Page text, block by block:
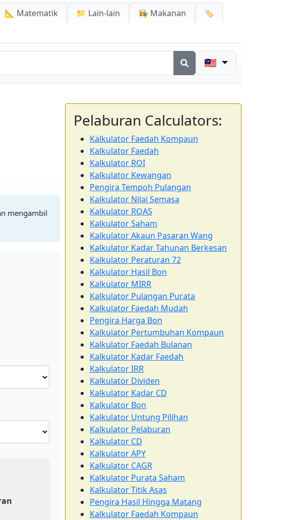
📐 Matematik 📁 Lain-lain 👩‍🍳 Makanan
🏷️
🇲🇾
mengambil
Pelaburan Calculators:
Kalkulator Faedah Kompaun
Kalkulator Faedah
Kalkulator ROI
Kalkulator Kewangan
Pengira Tempoh Pulangan
Kalkulator Nilai Semasa
Kalkulator ROAS
Kalkulator Saham
Kalkulator Akaun Pasaran Wang
Kalkulator Kadar Tahunan Berkesan
Kalkulator Peraturan 72
Kalkulator Hasil Bon
Kalkulator MIRR
Kalkulator Pulangan Purata
Kalkulator Faedah Mudah
Pengira Harga Bon
Kalkulator Pertumbuhan Kompaun
Kalkulator Faedah Bulanan
Kalkulator Kadar Faedah
Kalkulator IRR
Kalkulator Dividen
Kalkulator Kadar CD
Kalkulator Bon
Kalkulator Untung Pilihan
Kalkulator Pelaburan
Kalkulator CD
Kalkulator APY
Kalkulator CAGR
Kalkulator Purata Saham
Kalkulator Titik Asas
Pengira Hasil Hingga Matang
Kalkulator Faedah Kompaun